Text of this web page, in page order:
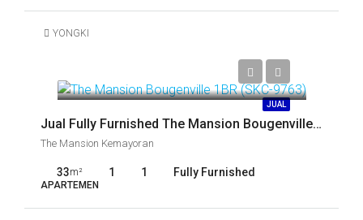
YONGKI
JUAL
Jual Fully Furnished The Mansion Bougenville 1BR (SKC-9763)
The Mansion Kemayoran
33m² 1 1 Fully Furnished
APARTEMEN